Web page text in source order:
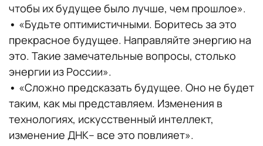
чтобы их будущее было лучше, чем прошлое».
• «Будьте оптимистичными. Боритесь за это
прекрасное будущее. Направляйте энергию на
это. Такие замечательные вопросы, столько
энергии из России».
• «Сложно предсказать будущее. Оно не будет
таким, как мы представляем. Изменения в
технологиях, искусственный интеллект,
изменение ДНК– все это повлияет».